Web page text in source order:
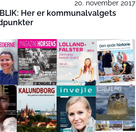
20. november 2017
Her er kommunalvalgets